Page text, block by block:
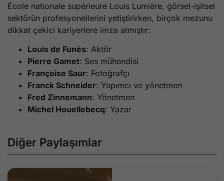
École nationale supérieure Louis Lumière, görsel-işitsel
sektörün profesyonellerini yetiştirirken, birçok mezunu
dikkat çekici kariyerlere imza atmıştır:
Louis de Funès: Aktör
Pierre Gamet: Ses mühendisi
Françoise Saur: Fotoğrafçı
Franck Schneider: Yapımcı ve yönetmen
Fred Zinnemann: Yönetmen
Michel Houellebecq: Yazar
Diğer Paylaşımlar